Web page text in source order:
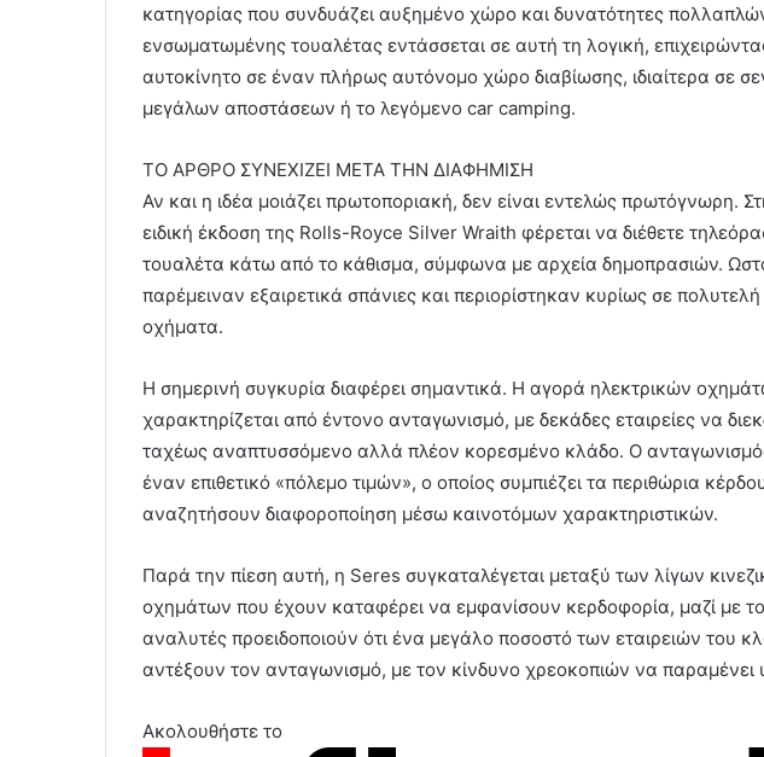
κατηγορίας που συνδυάζει αυξημένο χώρο και δυνατότητες
ενσωματωμένης τουαλέτας εντάσσεται σε αυτή τη λογική,
αυτοκίνητο σε έναν πλήρως αυτόνομο χώρο διαβίωσης, ιδιαίτερα σε
μεγάλων αποστάσεων ή το λεγόμενο car camping.
ΤΟ ΑΡΘΡΟ ΣΥΝΕΧΙΖΕΙ ΜΕΤΑ ΤΗΝ ΔΙΑΦΗΜΙΣΗ
Αν και η ιδέα μοιάζει πρωτοποριακή, δεν είναι εντελώς πρωτόγνωρη.
ειδική έκδοση της Rolls-Royce Silver Wraith φέρεται να διέθετε
τουαλέτα κάτω από το κάθισμα, σύμφωνα με αρχεία δημοπρασιών.
παρέμειναν εξαιρετικά σπάνιες και περιορίστηκαν κυρίως σε
οχήματα.
Η σημερινή συγκυρία διαφέρει σημαντικά. Η αγορά ηλεκτρικών
χαρακτηρίζεται από έντονο ανταγωνισμό, με δεκάδες εταιρείες να
ταχέως αναπτυσσόμενο αλλά πλέον κορεσμένο κλάδο. Ο
έναν επιθετικό «πόλεμο τιμών», ο οποίος συμπιέζει τα περιθώρια
αναζητήσουν διαφοροποίηση μέσω καινοτόμων χαρακτηριστικών.
Παρά την πίεση αυτή, η Seres συγκαταλέγεται μεταξύ των λίγων
οχημάτων που έχουν καταφέρει να εμφανίσουν κερδοφορία, μαζί με
αναλυτές προειδοποιούν ότι ένα μεγάλο ποσοστό των εταιρειών του
αντέξουν τον ανταγωνισμό, με τον κίνδυνο χρεοκοπιών να παραμένει
Ακολουθήστε το